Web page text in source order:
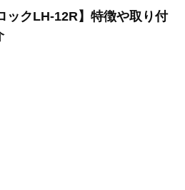
ックLH-12R】特徴や取り付